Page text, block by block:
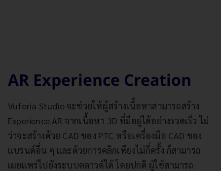
AR Experience Creation
Vuforia Studio จะช่วยให้ผู้สร้างเนื้อหาสามารถสร้าง
Experience AR จากเนื้อหา 3D ที่มีอยู่ได้อย่างรวดเร็ว ไม่
ว่าจะสร้างด้วย CAD ของ PTC หรือเครื่องมือ CAD ของ
แบรนด์อื่น ๆ และด้วยการคลิกเพียงไม่กี่ครั้ง ก็สามารถ
เผยแพร่ไปยังระบบคลาวด์ได้ โดยปกติ ผู้ใช้สามารถ